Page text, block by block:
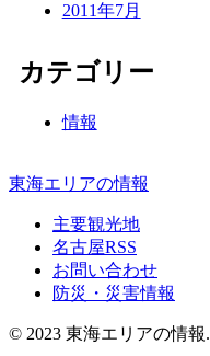
2011年7月
カテゴリー
情報
東海エリアの情報
主要観光地
名古屋RSS
お問い合わせ
防災・災害情報
© 2023 東海エリアの情報.